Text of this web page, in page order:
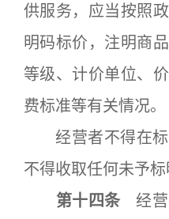
供服务，应当按照
明码标价，注明商
等级、计价单位、
费标准等有关情况。
经营者不得在标
不得收取任何未予标
第十四条 经营